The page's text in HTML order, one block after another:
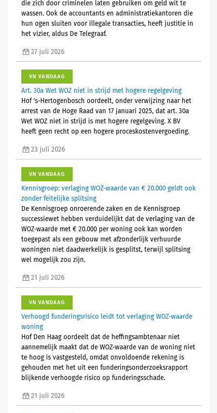
die zich door criminelen laten gebruiken om geld wit te
wassen. Ook de accountants en administratiekantoren die
hun ogen sluiten voor illegale transacties, heeft justitie in
het vizier, aldus De Telegraaf.
27 juli 2026
VN VANDAAG
Art. 30a Wet WOZ niet in strijd met hogere regelgeving
Hof 's-Hertogenbosch oordeelt, onder verwijzing naar het
arrest van de Hoge Raad van 17 januari 2025, dat art. 30a
Wet WOZ niet in strijd is met hogere regelgeving. X BV
heeft geen recht op een hogere proceskostenvergoeding.
23 juli 2026
VN VANDAAG
Kennisgroep: verlaging WOZ-waarde van € 20.000 geldt ook
zonder feitelijke splitsing
De Kennisgroep onroerende zaken en de Kennisgroep
successiewet hebben verduidelijkt dat de verlaging van de
WOZ-waarde met € 20.000 per woning ook kan worden
toegepast als een gebouw met afzonderlijk verhuurde
woningen niet daadwerkelijk is gesplitst, terwijl splitsing
wel mogelijk zou zijn.
21 juli 2026
VN VANDAAG
Verhoogd funderingsrisico leidt tot verlaging WOZ-waarde
woning
Hof Den Haag oordeelt dat de heffingsambtenaar niet
aannemelijk maakt dat de WOZ-waarde van de woning niet
te hoog is vastgesteld, omdat onvoldoende rekening is
gehouden met het uit een funderingsonderzoeksrapport
blijkende verhoogde risico op funderingsschade.
21 juli 2026